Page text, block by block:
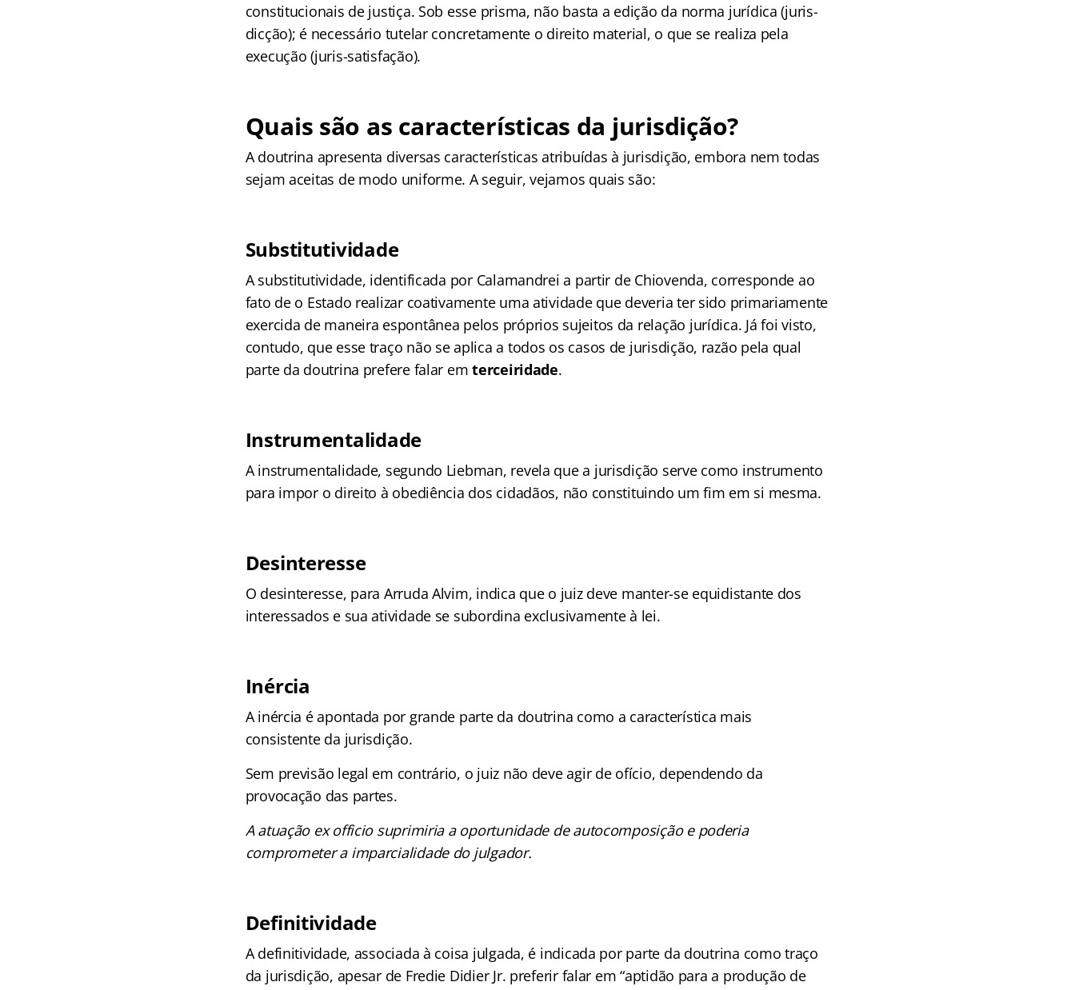
constitucionais de justiça. Sob esse prisma, não basta a edição da norma jurídica (juris-
dicção); é necessário tutelar concretamente o direito material, o que se realiza pela
execução (juris-satisfação).
Quais são as características da jurisdição?
A doutrina apresenta diversas características atribuídas à jurisdição, embora nem todas
sejam aceitas de modo uniforme. A seguir, vejamos quais são:
Substitutividade
A substitutividade, identificada por Calamandrei a partir de Chiovenda, corresponde ao
fato de o Estado realizar coativamente uma atividade que deveria ter sido primariamente
exercida de maneira espontânea pelos próprios sujeitos da relação jurídica. Já foi visto,
contudo, que esse traço não se aplica a todos os casos de jurisdição, razão pela qual
parte da doutrina prefere falar emterceiridade.
Instrumentalidade
A instrumentalidade, segundo Liebman, revela que a jurisdição serve como instrumento
para impor o direito à obediência dos cidadãos, não constituindo um fim em si mesma.
Desinteresse
O desinteresse, para Arruda Alvim, indica que o juiz deve manter-se equidistante dos
interessados e sua atividade se subordina exclusivamente à lei.
Inércia
A inércia é apontada por grande parte da doutrina como a característica mais
consistente da jurisdição.
Sem previsão legal em contrário, o juiz não deve agir de ofício, dependendo da
provocação das partes.
A atuação ex officio suprimiria a oportunidade de autocomposição e poderia
comprometer a imparcialidade do julgador.
Definitividade
A definitividade, associada à coisa julgada, é indicada por parte da doutrina como traço
da jurisdição, apesar de Fredie Didier Jr. preferir falar em “aptidão para a produção de